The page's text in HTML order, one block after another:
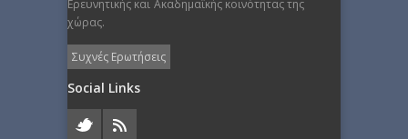
Ερευνητικής και Ακαδημαϊκής κοινότητας της
χώρας.
Συχνές Ερωτήσεις
Social Links